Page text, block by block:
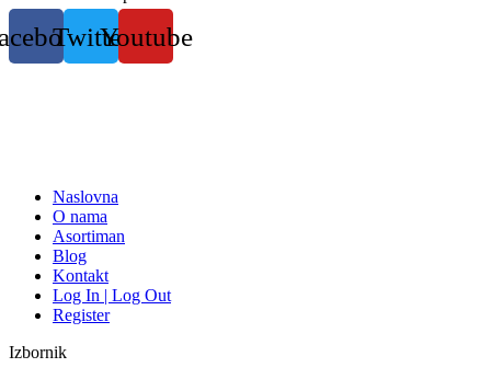
Skočite
na
sadržaj
TwitterYoutube
Naslovna
O nama
Asortiman
Blog
Kontakt
Log In | Log Out
Register
Izbornik